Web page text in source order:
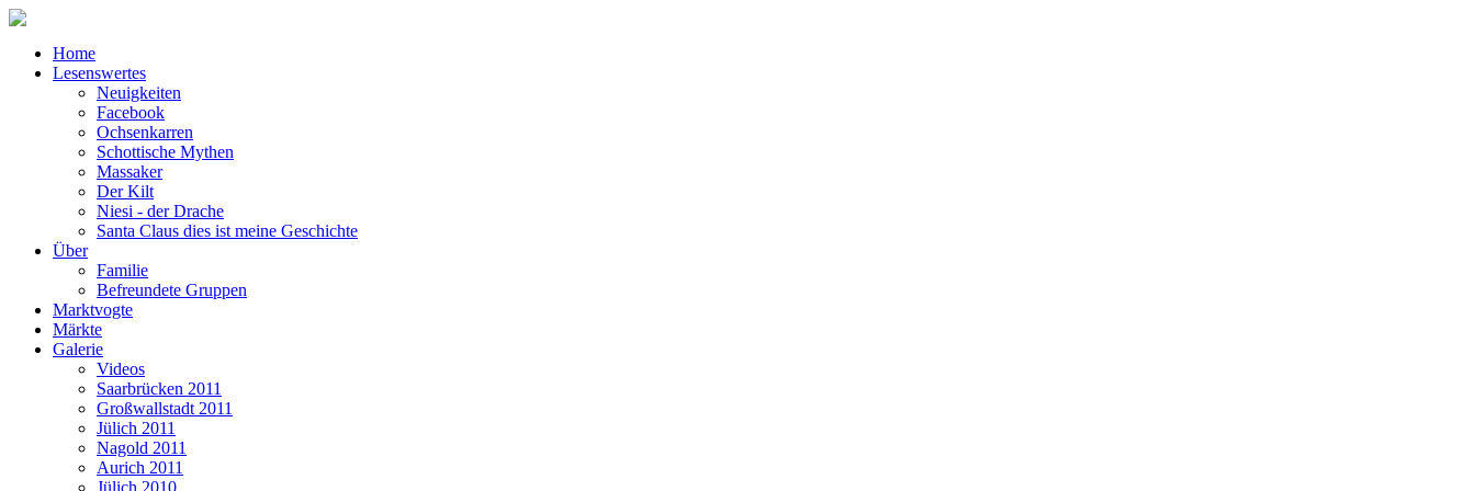
Home
Lesenswertes
Neuigkeiten
Facebook
Ochsenkarren
Schottische Mythen
Massaker
Der Kilt
Niesi - der Drache
Santa Claus dies ist meine Geschichte
Über
Familie
Befreundete Gruppen
Marktvogte
Märkte
Galerie
Videos
Saarbrücken 2011
Großwallstadt 2011
Jülich 2011
Nagold 2011
Aurich 2011
Jülich 2010